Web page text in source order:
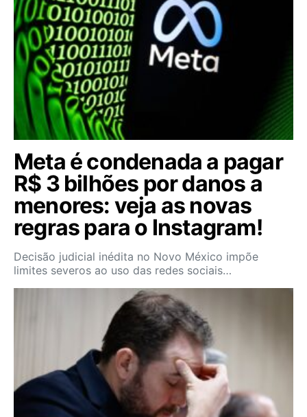
Meta é condenada a pagar
R$ 3 bilhões por danos a
menores: veja as novas
regras para o Instagram!
Decisão judicial inédita no Novo México impõe
limites severos ao uso das redes sociais…